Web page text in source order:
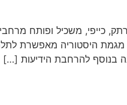
היסטוריה מאפשרת
בנוסף להרחבת הידיעות […]